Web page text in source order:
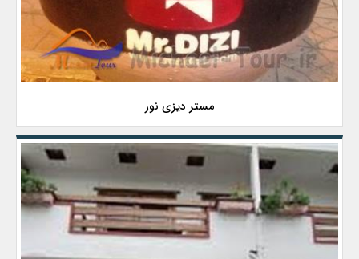
مستر دیزی نور